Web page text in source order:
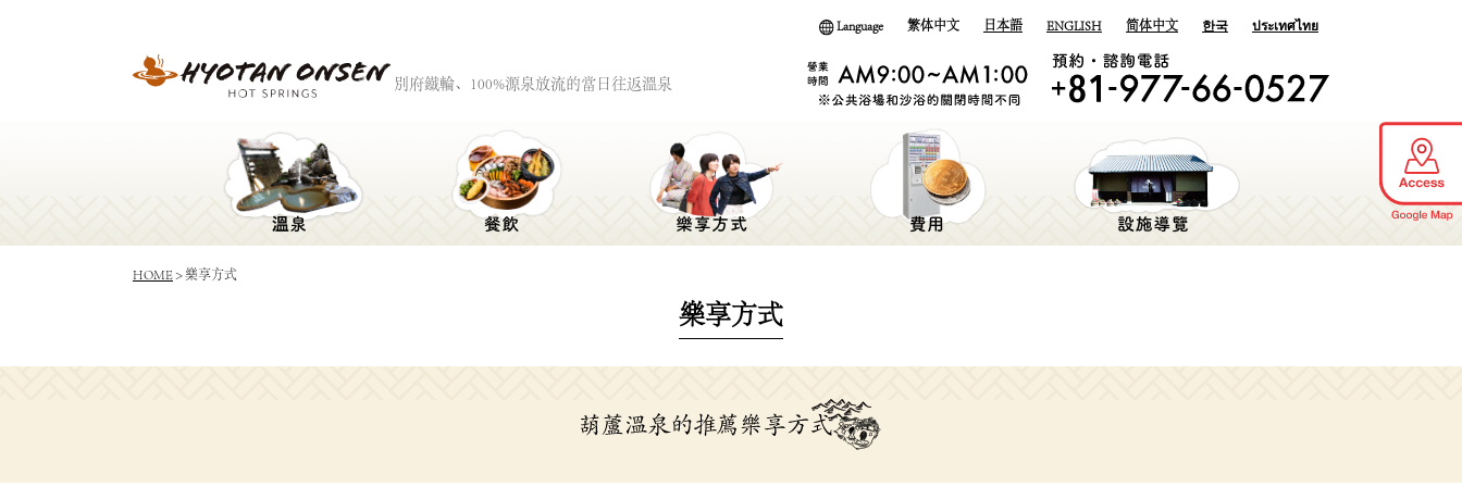
Language 繁体中文 日本語 ENGLISH 简体中文 한국 ประเทศไทย
別府鐵輪、100%源泉放流的當日往返溫泉
樂享方式
HOME > 樂享方式